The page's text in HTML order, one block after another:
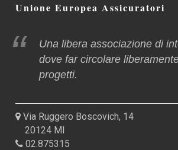
Unione Europea Assicuratori
Una libera associazione di
dove far circolare
progetti.
Via Ruggero Boscovich, 14
20124 MI
02.875315